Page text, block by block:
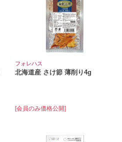
フォレハス
北海道産 さけ節 薄削り4g
[会員のみ価格公開]